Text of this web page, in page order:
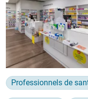
Professionnels de